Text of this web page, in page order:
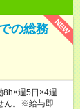
NEW
の総務
週5日×4週
。※給与即受取